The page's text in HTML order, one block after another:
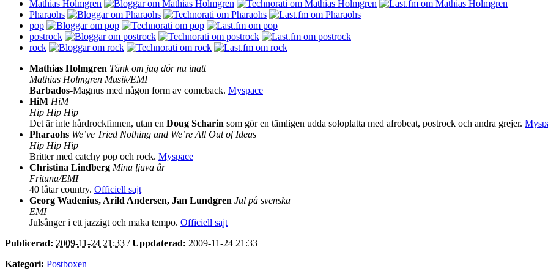
Mathias Holmgren
Pharaohs
pop
postrock
rock
Mathias Holmgren Tänk om jag dör nu inatt
Mathias Holmgren Musik/EMI
Barbados-Magnus med någon form av comeback. Myspace
HiM HiM
Hip Hip Hip
Det är inte hårdrockfinnen, utan en Doug Scharin som gör en tämligen udda soloplatta med afrobeat, postrock och andra grejer.
Pharaohs We’ve Tried Nothing and We’re All Out of Ideas
Hip Hip Hip
Britter med catchy pop och rock. Myspace
Christina Lindberg Mina ljuva år
Frituna/EMI
40 låtar country. Officiell sajt
Georg Wadenius, Arild Andersen, Jan Lundgren Jul på svenska
EMI
Julsånger i ett jazzigt och maka tempo. Officiell sajt
Publicerad: 2009-11-24 21:33 /Uppdaterad: 2009-11-24 21:33
Kategori: Postboxen